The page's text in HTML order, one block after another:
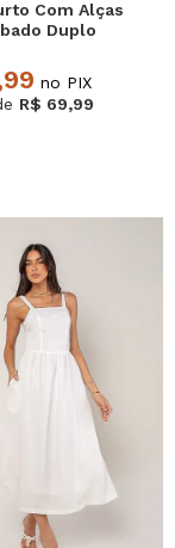
Com Alças
Duplo
no PIX
R$ 69,99